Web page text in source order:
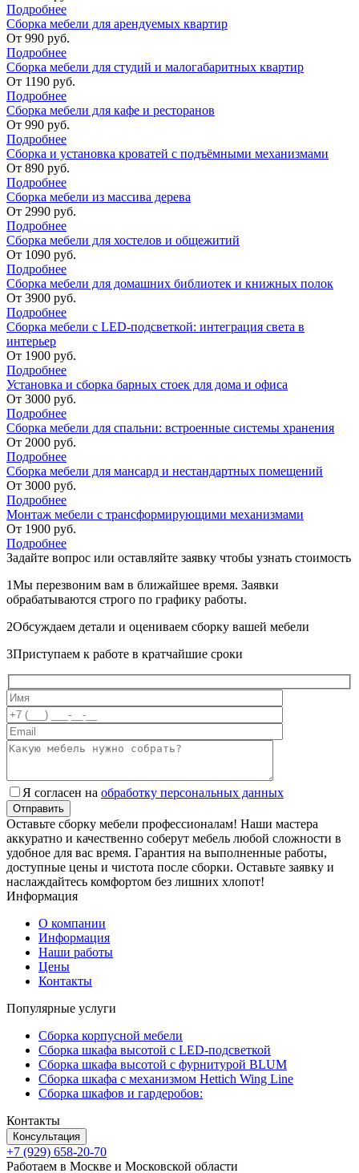
Подробнее
Сборка мебели для арендуемых квартир
От 990 руб.
Подробнее
Сборка мебели для студий и малогабаритных квартир
От 1190 руб.
Подробнее
Сборка мебели для кафе и ресторанов
От 990 руб.
Подробнее
Сборка и установка кроватей с подъёмными механизмами
От 890 руб.
Подробнее
Сборка мебели из массива дерева
От 2990 руб.
Подробнее
Сборка мебели для хостелов и общежитий
От 1090 руб.
Подробнее
Сборка мебели для домашних библиотек и книжных полок
От 3900 руб.
Подробнее
Сборка мебели с LED-подсветкой: интеграция света в
интерьер
От 1900 руб.
Подробнее
Установка и сборка барных стоек для дома и офиса
От 3000 руб.
Подробнее
Сборка мебели для спальни: встроенные системы хранения
От 2000 руб.
Подробнее
Сборка мебели для мансард и нестандартных помещений
От 3000 руб.
Подробнее
Монтаж мебели с трансформирующими механизмами
От 1900 руб.
Подробнее
Задайте вопрос или оставляйте заявку чтобы узнать стоимость
1Мы перезвоним вам в ближайшее время. Заявки
обрабатываются строго по графику работы.
2Обсуждаем детали и оцениваем сборку вашей мебели
3Приступаем к работе в кратчайшие сроки
Я согласен на обработку персональных данных
Оставьте сборку мебели профессионалам! Наши мастера
аккуратно и качественно соберут мебель любой сложности в
удобное для вас время. Гарантия на выполненные работы,
доступные цены и чистота после сборки. Оставьте заявку и
наслаждайтесь комфортом без лишних хлопот!
Информация
О компании
Информация
Наши работы
Цены
Контакты
Популярные услуги
Сборка корпусной мебели
Сборка шкафа высотой с LED-подсветкой
Сборка шкафа высотой с фурнитурой BLUM
Сборка шкафа с механизмом Hettich Wing Line
Сборка шкафов и гардеробов:
Контакты
Консультация
+7 (929) 658-20-70
Работаем в Москве и Московской области